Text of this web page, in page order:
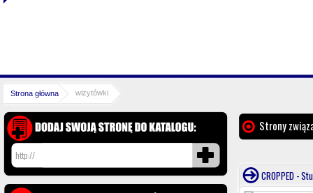
Strona główna wizytówki
Strony
CROPPED -